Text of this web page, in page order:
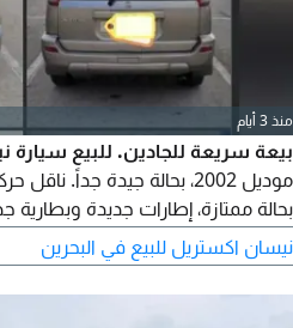
منذ 3 أيام
بيعة سريعة للجادين. للبيع
موديل 2002، بحالة جيدة جداً.
بحالة ممتازة، إطارات جديدة
شهر أبريل 2027. السعر 950 دينار بحريني.
نيسان اكستريل للبيع في البحرين